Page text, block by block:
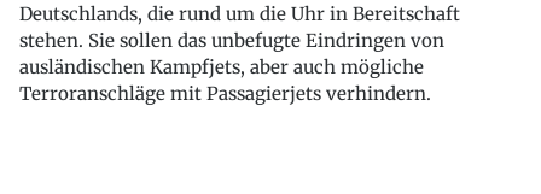
Deutschlands, die rund um die Uhr in Bereitschaft
stehen. Sie sollen das unbefugte Eindringen von
ausländischen Kampfjets, aber auch mögliche
Terroranschläge mit Passagierjets verhindern.